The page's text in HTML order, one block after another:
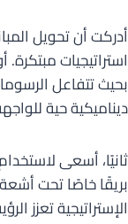
أدركت أن تحويل
استراتيجيات مبتكرة.
بحيث تتفاعل
ديناميكية حية
ثانيًا، أسعى
بريقًا خاصًا تحت
الإستراتيجية تعزز